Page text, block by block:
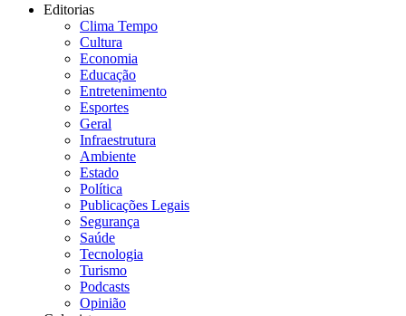
Editorias
Clima Tempo
Cultura
Economia
Educação
Entretenimento
Esportes
Geral
Infraestrutura
Ambiente
Estado
Política
Publicações Legais
Segurança
Saúde
Tecnologia
Turismo
Podcasts
Opinião